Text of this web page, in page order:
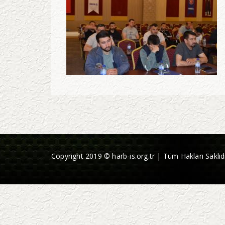
Copyright 2019 © harb-is.org.tr | Tüm Hakları